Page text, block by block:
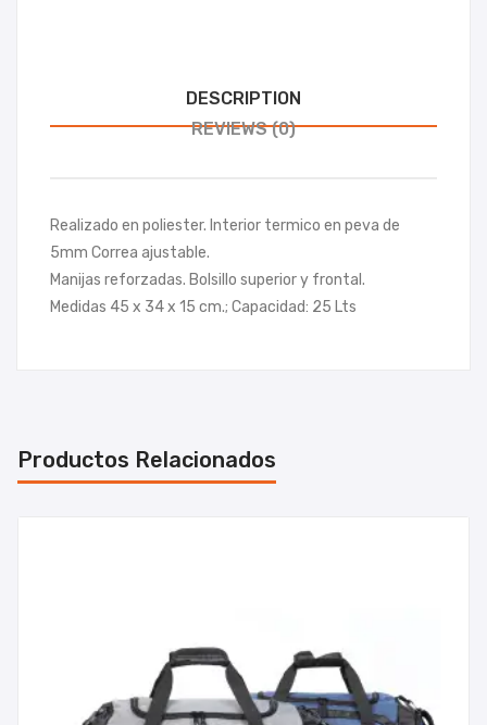
DESCRIPTION
REVIEWS (0)
Realizado en poliester. Interior termico en peva de
5mm Correa ajustable.
Manijas reforzadas. Bolsillo superior y frontal.
Medidas 45 x 34 x 15 cm.; Capacidad: 25 Lts
Productos Relacionados